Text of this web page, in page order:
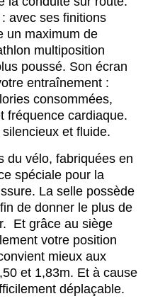
avec ses finitions
un maximum de
multiposition
poussé. Son écran
entraînement :
consommées,
fréquence cardiaque.
et fluide.
du vélo, fabriquées en
spéciale pour la
La selle possède
de donner le plus de
Et grâce au siège
votre position
mieux aux
et 1,83m. Et à cause
déplaçable.